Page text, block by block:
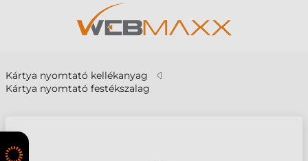
Kártya nyomtató kellékanyag
Kártya nyomtató festékszalag